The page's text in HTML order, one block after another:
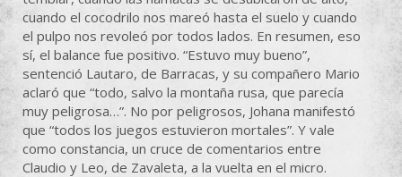
cuando el cocodrilo nos mareó hasta el suelo y cuando
el pulpo nos revoleó por todos lados. En resumen, eso
sí, el balance fue positivo. “Estuvo muy bueno”,
sentenció Lautaro, de Barracas, y su compañero Mario
aclaró que “todo, salvo la montaña rusa, que parecía
muy peligrosa…”. No por peligrosos, Johana manifestó
que “todos los juegos estuvieron mortales”. Y vale
como constancia, un cruce de comentarios entre
Claudio y Leo, de Zavaleta, a la vuelta en el micro.